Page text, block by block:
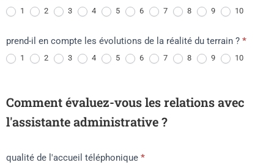
1 2 3 4 5 6 7 8 9 10
prend-il en compte les évolutions de la réalité du terrain ? *
1 2 3 4 5 6 7 8 9 10
Comment évaluez-vous les relations avec
l'assistante administrative ?
qualité de l'accueil téléphonique *